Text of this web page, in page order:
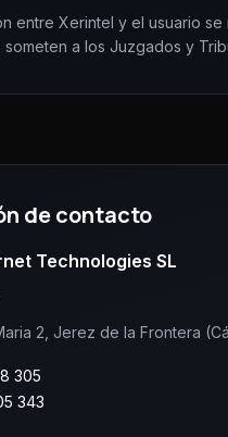
entre Xerintel y el usuario
someten a los Juzgados y
de contacto
Technologies SL
2, Jerez de la Frontera
305
343